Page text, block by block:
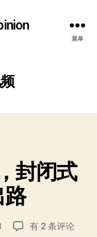
菜单
封闭式
路
视
有 2 条评论